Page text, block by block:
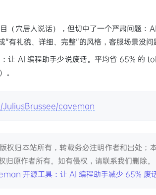
（穴居人说话），但切中了一个严肃问题：
"有礼貌、详细、完整"的风格，客服场景没问
让 AI 编程助手少说废话。平均省 65% 的
。
caveman
权归本站所有，转载务必注明作者和出处；
归原作者所有。如有侵权，请联系我们删除。
开源工具：让 AI 编程助手减少 65% 废